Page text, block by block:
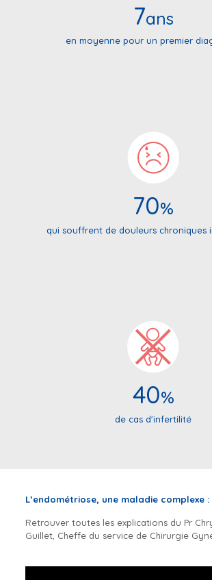
7ans
en moyenne pour un premier
70%
qui souffrent de douleurs chroniques
40%
de cas d'infertilité
L’endométriose, une maladie complexe :
Retrouver toutes les explications du Pr
Guillet, Cheffe du service de Chirurgie